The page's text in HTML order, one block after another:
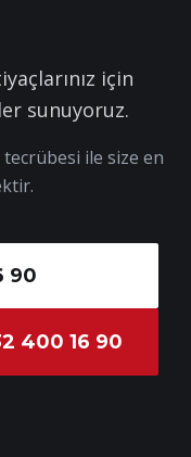
için
sunuyoruz.
ile size en
90
400 16 90